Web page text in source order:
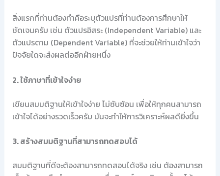
สิ่งแรกที่ท่านต้องทำคือระบุตัวแปรที่ท่านต้องการศึกษาให้
ชัดเจนครับ เช่น ตัวแปรอิสระ (Independent Variable) และ
ตัวแปรตาม (Dependent Variable) ที่จะช่วยให้ท่านเข้าใจว่า
ปัจจัยใดจะส่งผลต่ออีกฝ่ายหนึ่ง
2. ใช้ภาษาที่เข้าใจง่าย
เขียนสมมติฐานให้เข้าใจง่าย ไม่ซับซ้อน เพื่อให้ทุกคนสามารถ
เข้าใจได้อย่างรวดเร็วครับ มันจะทำให้การวิเคราะห์ผลดียิ่งขึ้น
3. สร้างสมมติฐานที่สามารถทดสอบได้
สมมติฐานที่ดีจะต้องสามารถทดสอบได้จริง เช่น ต้องสามารถ